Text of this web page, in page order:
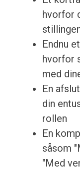
hvorfor
Endnu
hvorfor
med
En
din
rollen
En
såsom
"Med